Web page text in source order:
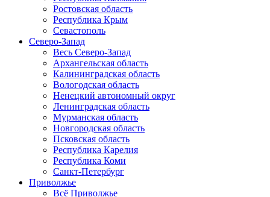
Ростовская область
Республика Крым
Севастополь
Северо-Запад
Весь Северо-Запад
Архангельская область
Калининградская область
Вологодская область
Ненецкий автономный округ
Ленинградская область
Мурманская область
Новгородская область
Псковская область
Республика Карелия
Республика Коми
Санкт-Петербург
Приволжье
Всё Приволжье